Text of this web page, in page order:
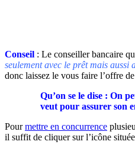
Conseil : Le conseiller bancaire
seulement avec le prêt mais aussi
donc laissez le vous faire l’offre
Qu’on se le dise : On
veut pour assurer son
Pourmettre en concurrence
il suffit de cliquer sur l’icône